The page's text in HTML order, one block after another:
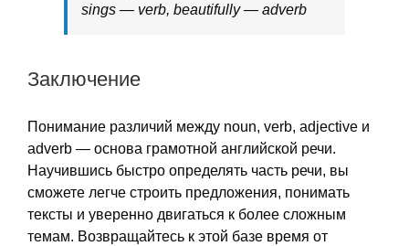
sings — verb, beautifully — adverb
Заключение
Понимание различий между noun, verb, adjective и
adverb — основа грамотной английской речи.
Научившись быстро определять часть речи, вы
сможете легче строить предложения, понимать
тексты и уверенно двигаться к более сложным
темам. Возвращайтесь к этой базе время от